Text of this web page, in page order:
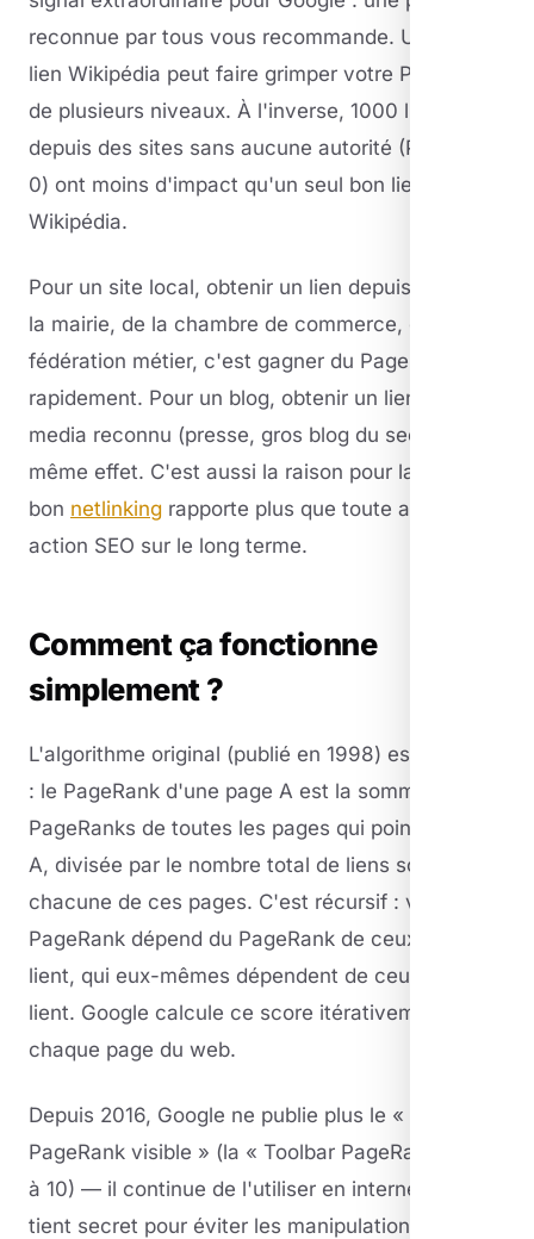
reconnue par tous vous recommande. Un seul
lien Wikipédia peut faire grimper votre PageRank
de plusieurs niveaux. À l'inverse, 1000 liens
depuis des sites sans aucune autorité (PageRank
0) ont moins d'impact qu'un seul bon lien
Wikipédia.
Pour un site local, obtenir un lien depuis le site de
la mairie, de la chambre de commerce, ou d'une
fédération métier, c'est gagner du PageRank
rapidement. Pour un blog, obtenir un lien d'un
media reconnu (presse, gros blog du secteur) a le
même effet. C'est aussi la raison pour laquelle un
bon netlinking rapporte plus que toute autre
action SEO sur le long terme.
Comment ça fonctionne
simplement ?
L'algorithme original (publié en 1998) est élégant
: le PageRank d'une page A est la somme des
PageRanks de toutes les pages qui pointent vers
A, divisée par le nombre total de liens sortants de
chacune de ces pages. C'est récursif : votre
PageRank dépend du PageRank de ceux qui vous
lient, qui eux-mêmes dépendent de ceux qui les
lient. Google calcule ce score itérativement pour
chaque page du web.
Depuis 2016, Google ne publie plus le «
PageRank visible » (la « Toolbar PageRank » de 0
à 10) — il continue de l'utiliser en interne mais le
tient secret pour éviter les manipulations. Les